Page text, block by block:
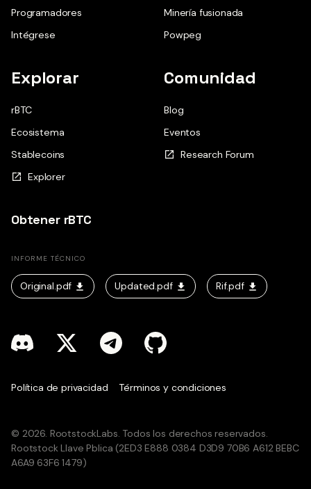
Programadores
Intégrese
Minería fusionada
Powpeg
Explorar
rBTC
Ecosistema
Stablecoins
Explorer
Comunidad
Blog
Eventos
Research Forum
Obtener rBTC
INFORME TÉCNICO
Original.pdf Updated.pdf Rif.pdf
© 2026. RootstockLabs. Todos los derechos reservados.
Rootstock Llave Pblica (2ED3 E888 0384 D3D9 70B6 A612 BEBC
A6A9 63F6 1479)
Política de privacidad Términos y condiciones